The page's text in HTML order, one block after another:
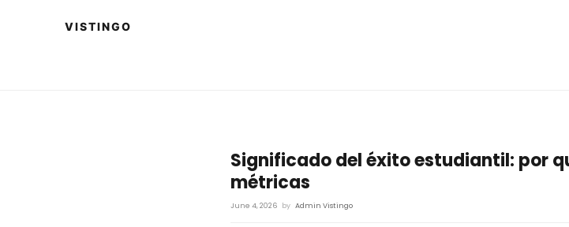
Significado del éxito estudiantil: por
métricas
June 4, 2026 by Admin Vistingo